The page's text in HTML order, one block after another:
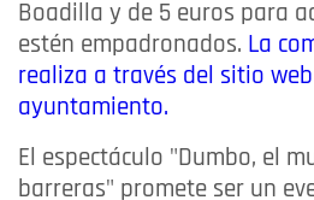
Boadilla y de 5 euros para
estén empadronados. La
realiza a través del sitio
ayuntamiento.
El espectáculo "Dumbo, el
barreras" promete ser un